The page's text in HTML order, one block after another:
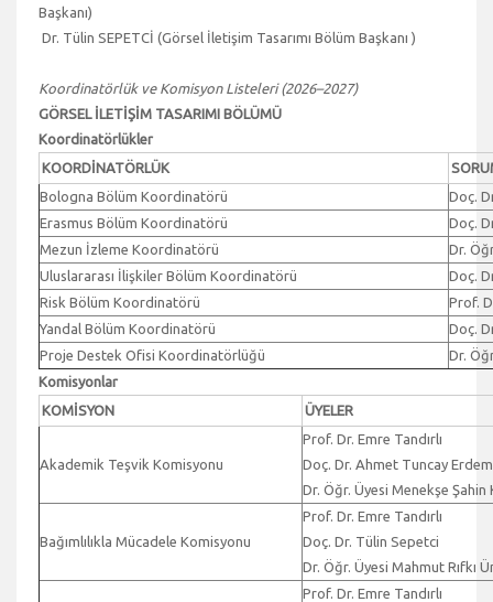
Başkanı)
Dr. Tülin SEPETCİ (Görsel İletişim Tasarımı Bölüm Başkanı )
Koordinatörlük ve Komisyon Listeleri (2026–2027)
GÖRSEL İLETİŞİM TASARIMI BÖLÜMÜ
Koordinatörlükler
KOORDİNATÖRLÜK
Bologna Bölüm Koordinatörü
Doç.
Erasmus Bölüm Koordinatörü
Doç.
Mezun İzleme Koordinatörü
Dr.
Uluslararası İlişkiler Bölüm Koordinatörü
Doç.
Risk Bölüm Koordinatörü
Prof.
Yandal Bölüm Koordinatörü
Doç.
Proje Destek Ofisi Koordinatörlüğü
Dr.
Komisyonlar
KOMİSYON
ÜYELER
Akademik Teşvik Komisyonu
Prof. Dr. Emre Tandırlı
Doç. Dr. Ahmet Tuncay Erdem
Dr. Öğr. Üyesi Menekşe Şahin
Bağımlılıkla Mücadele Komisyonu
Prof. Dr. Emre Tandırlı
Doç. Dr. Tülin Sepetci
Dr. Öğr. Üyesi Mahmut Rıfkı
Prof. Dr. Emre Tandırlı